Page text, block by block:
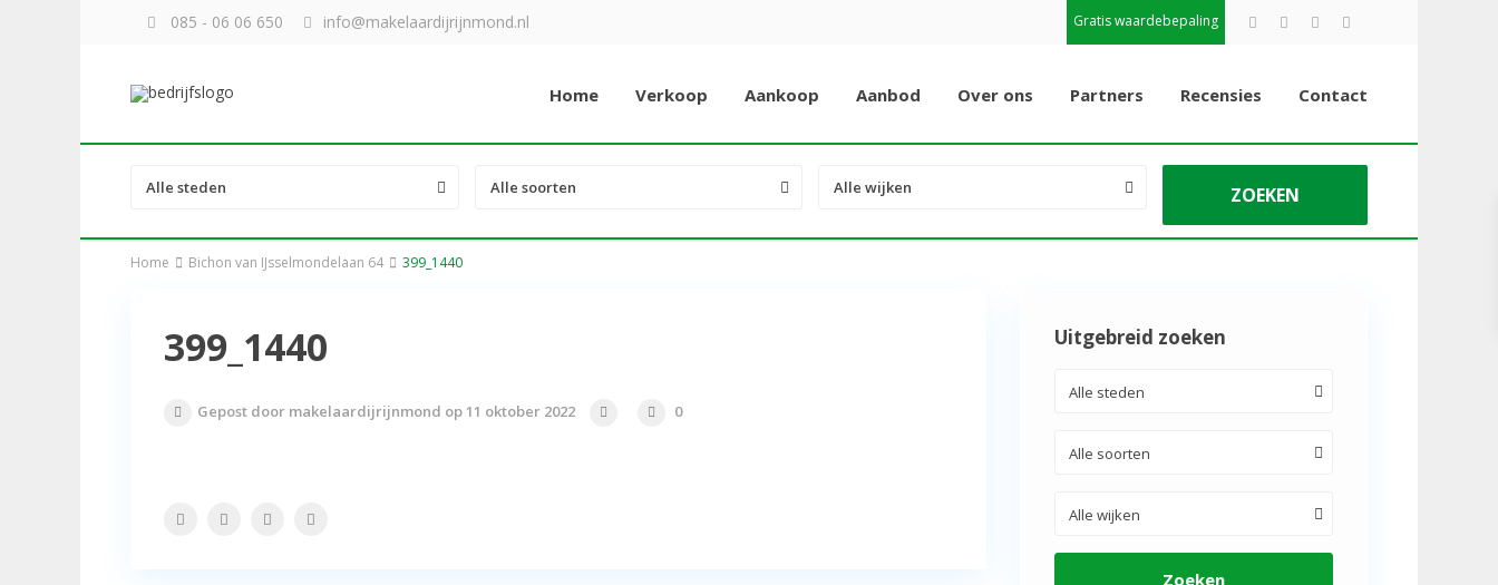
085 - 06 06 650 info@makelaardijrijnmond.nl Gratis waardebepaling
Home Verkoop Aankoop Aanbod Over ons Partners Recensies Contact
Alle steden Alle soorten Alle wijken
Home Bichon van IJsselmondelaan 64 399_1440
399_1440
Gepost door makelaardijrijnmond op 11 oktober 2022 0
Uitgebreid zoeken
Alle steden
Alle soorten
Alle wijken
Zoeken